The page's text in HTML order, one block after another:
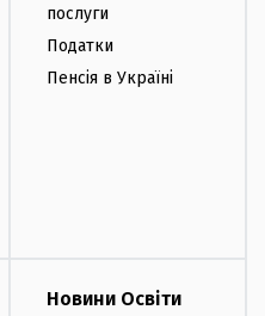
послуги
Податки
Пенсія в Україні
Новини Освіти